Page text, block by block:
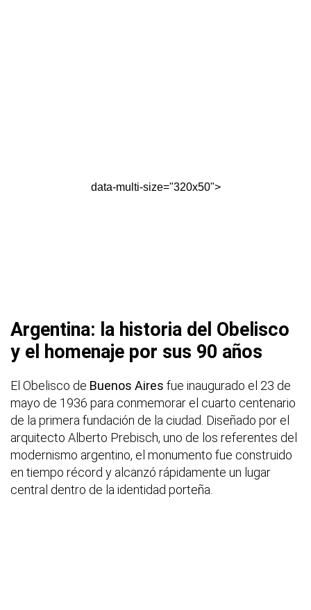
data-multi-size="320x50">
Argentina: la historia del Obelisco
y el homenaje por sus 90 años
El Obelisco de Buenos Aires fue inaugurado el 23 de
mayo de 1936 para conmemorar el cuarto centenario
de la primera fundación de la ciudad. Diseñado por el
arquitecto Alberto Prebisch, uno de los referentes del
modernismo argentino, el monumento fue construido
en tiempo récord y alcanzó rápidamente un lugar
central dentro de la identidad porteña.